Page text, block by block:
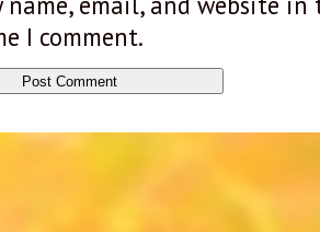
I comment.